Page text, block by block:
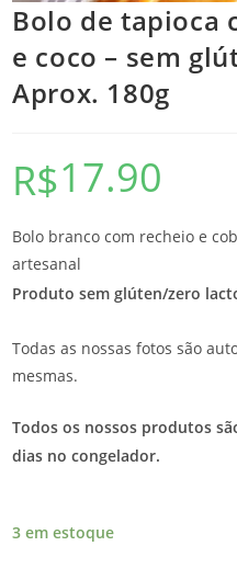
Bolo de tapioca
e coco – sem
Aprox. 180g
R$17.90
Bolo branco com recheio e
artesanal
Produto sem glúten/zero
Todas as nossas fotos são
mesmas.
Todos os nossos produtos
dias no congelador.
3 em estoque